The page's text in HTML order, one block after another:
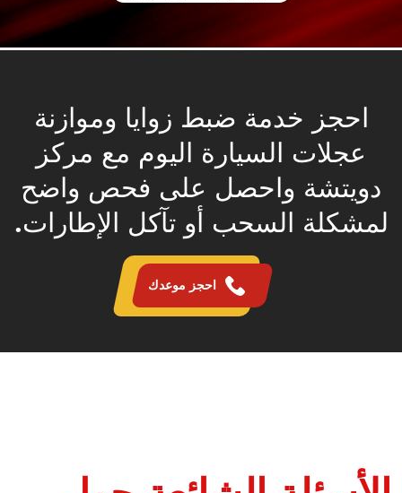
احجز خدمة ضبط زوايا وموازنة
عجلات السيارة اليوم مع مركز
دويتشة واحصل على فحص واضح
لمشكلة السحب أو تآكل الإطارات.
احجز موعدك
الأسئلة الشائعة حول